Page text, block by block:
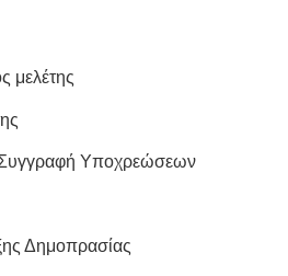
μελέτης
Συγγραφή Υποχρεώσεων
Δημοπρασίας